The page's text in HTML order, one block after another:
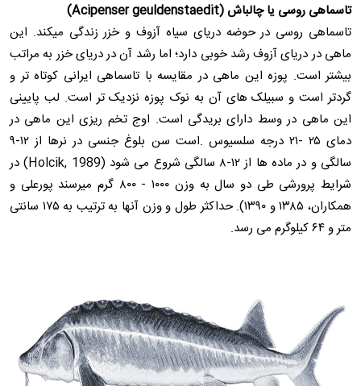
تاسماهی روسی یا چالباش (Acipenser geuldenstaedit)
تاسماهی روسی در حوضه دریای سیاه آزوف و خزر زندگی میکند. این
ماهی در دریای آزوف رشد خوبی دارد؛ اما رشد آن در دریای خزر به مراتب
بیشتر است. پوزه این ماهی در مقایسه با تاسماهی ایرانی کوتاه تر و
گردتر است و سبیلک های آن به نوک پوزه نزدیک تر است. لب پایینی
این ماهی در وسط دارای بریدگی است. اوج تخم ریزی این ماهی در
دمای ۲۵ -۲۱ درجه سلسیوس .است سن بلوغ جنسی در نرها از ۱۲-۹
سالگی و در ماده ها از ۱۲-۸ سالگی شروع می شود (1989 ,Holcik) در
شرایط پرورشی طی دو سال به وزن ۱۰۰۰ - ۸۰۰ گرم میرسند پورعلی و
همکاران، ۱۳۸۵ و ۱۳۹۰). حداکثر طول و وزن آنها به ترتیب به ۱۷۵ سانتی
متر و ۶۴ کیلوگرم می رسد.